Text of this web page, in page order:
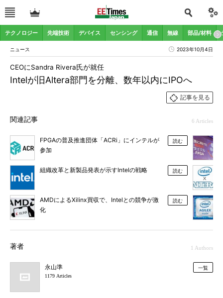
テクノロジー 先端技術 デバイス センシング 通信 無線 部品/材料
ニュース 2023年10月4日
Intelが旧Altera部門を分離、数年以内にIPOへ
CEOにSandra Rivera氏が就任
記事を見る
関連記事 6 Articles
FPGAの普及推進団体「ACRi」にインテルが
参加
読む
組織改革と新製品発表が示すIntelの戦略 読む
AMDによるXilinx買収で、Intelとの競争が激
化
読む
著者 1 Authors
永山準
1179 Articles
一覧